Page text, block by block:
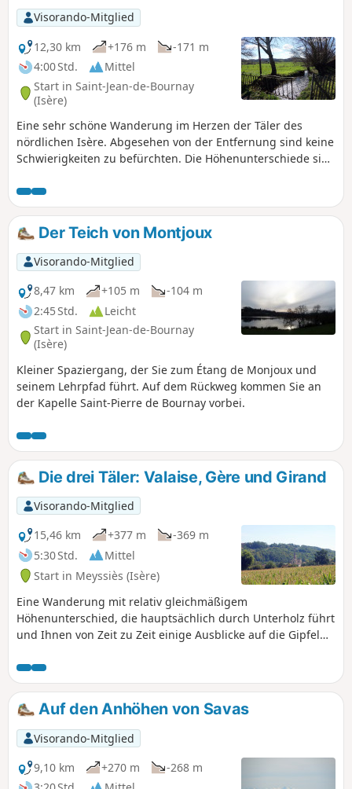
Visorando-Mitglied
12,30 km
+176 m
-171 m
4:00 Std.
Mittel
Start in Saint-Jean-de-Bournay
(Isère)
Eine sehr schöne Wanderung im Herzen der Täler des
nördlichen Isère. Abgesehen von der Entfernung sind keine
Schwierigkeiten zu befürchten. Die Höhenunterschiede sind
zwischen Saint-Jean-de-Bournay, Artas und Charantonnay.
Der Teich von Montjoux
Visorando-Mitglied
8,47 km
+105 m
-104 m
2:45 Std.
Leicht
Start in Saint-Jean-de-Bournay
(Isère)
Kleiner Spaziergang, der Sie zum Étang de Monjoux und
seinem Lehrpfad führt. Auf dem Rückweg kommen Sie an
der Kapelle Saint-Pierre de Bournay vorbei.
Die drei Täler: Valaise, Gère und Girand
Visorando-Mitglied
15,46 km
+377 m
-369 m
5:30 Std.
Mittel
Start in Meyssiès (Isère)
Eine Wanderung mit relativ gleichmäßigem
Höhenunterschied, die hauptsächlich durch Unterholz führt
und Ihnen von Zeit zu Zeit einige Ausblicke auf die Gipfel
Auf den Anhöhen von Savas
Visorando-Mitglied
9,10 km
+270 m
-268 m